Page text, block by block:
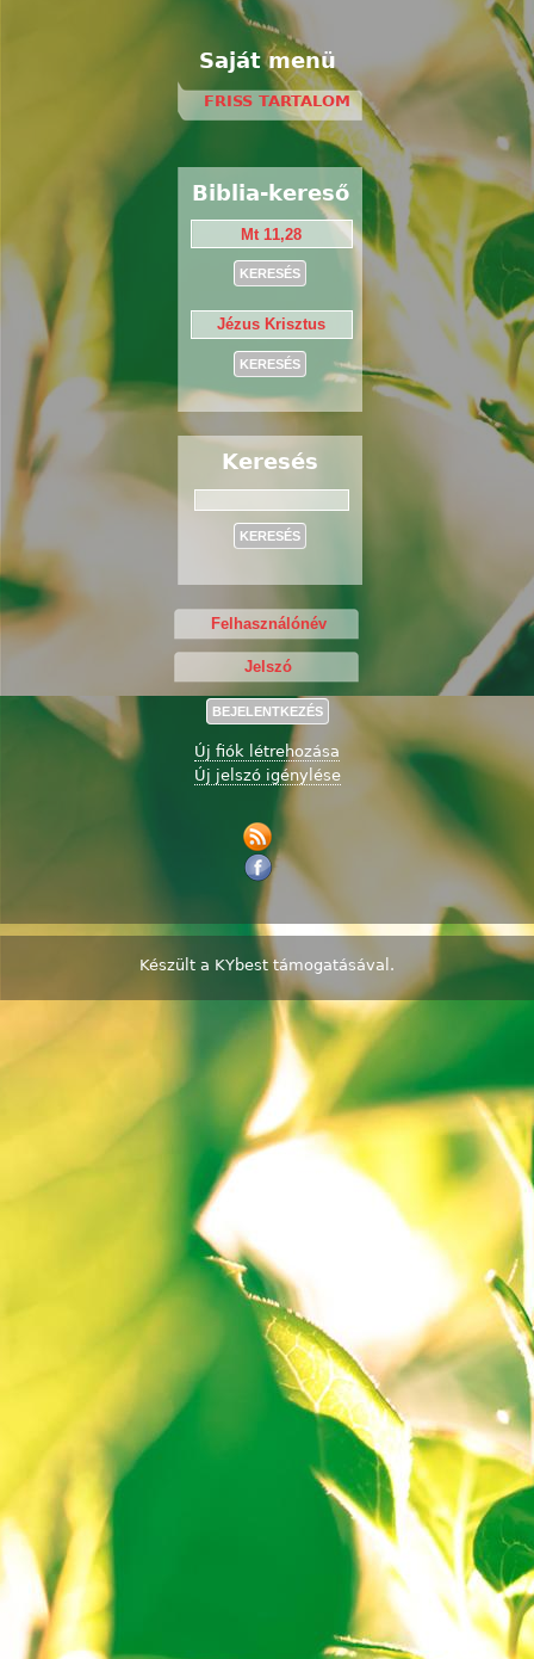
Saját menü
FRISS TARTALOM
Biblia-kereső
Keresés
Új fiók létrehozása
Új jelszó igénylése
Készült a KYbest támogatásával.